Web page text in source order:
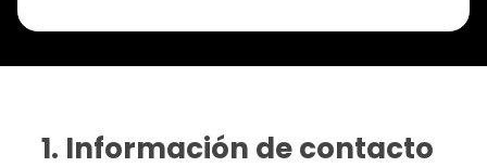
1. Información de contacto